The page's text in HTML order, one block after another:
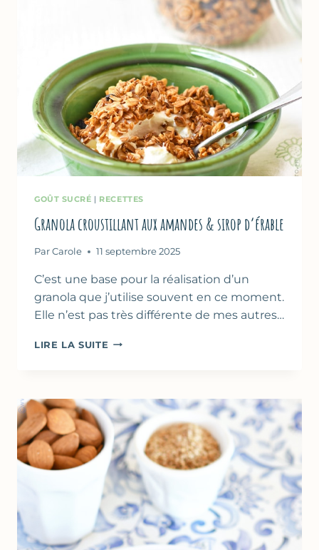
GOÛT SUCRÉ | RECETTES
Granola croustillant aux amandes & sirop d’érable
Par Carole 11 septembre 2025
C’est une base pour la réalisation d’un
granola que j’utilise souvent en ce moment.
Elle n’est pas très différente de mes autres…
LIRE LA SUITE GRANOLA
&
SIROP
D’ÉRABLE